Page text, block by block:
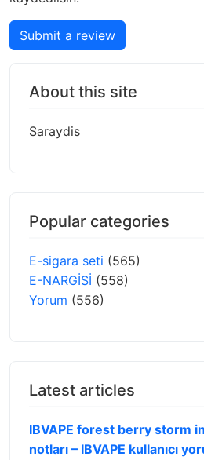
Submit a review
About this site
Saraydis
Popular categories
E-sigara seti (565)
E-NARGİSİ (558)
Yorum (556)
Latest articles
IBVAPE forest berry storm
notları – IBVAPE kullanıcı